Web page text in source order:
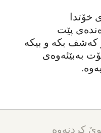
پێت
کەشف بکە و بیکە
بەبێئەوەی
کردنەوە